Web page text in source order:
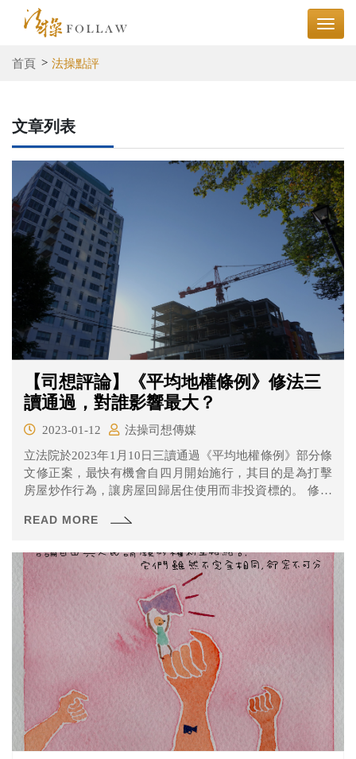
首頁 法操點評
文章列表
【司想評論】《平均地權條例》修法三
讀通過，對誰影響最大？
2023-01-12
法操司想傳媒
立法院於2023年1月10日三讀通過《平均地權條例》部分條
文修正案，最快有機會自四月開始施行，其目的是為打擊
房屋炒作行為，讓房屋回歸居住使用而非投資標的。 修法
READ MORE